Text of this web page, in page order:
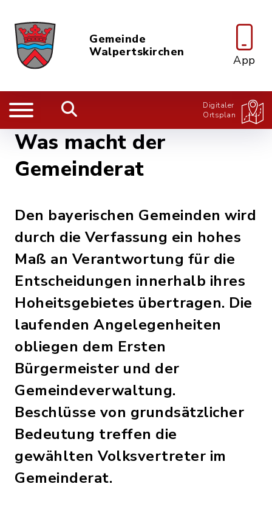
Gemeinde
Walpertskirchen
App
Digitaler
Ortsplan
Was macht der
Gemeinderat
Den bayerischen Gemeinden wird
durch die Verfassung ein hohes
Maß an Verantwortung für die
Entscheidungen innerhalb ihres
Hoheitsgebietes übertragen. Die
laufenden Angelegenheiten
obliegen dem Ersten
Bürgermeister und der
Gemeindeverwaltung.
Beschlüsse von grundsätzlicher
Bedeutung treffen die
gewählten Volksvertreter im
Gemeinderat.